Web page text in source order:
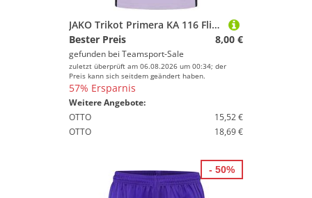
JAKO Trikot Primera KA 116 Flieder
Bester Preis
8,00 €
gefunden bei Teamsport-Sale
zuletzt überprüft am 06.08.2026 um 00:34; der
Preis kann sich seitdem geändert haben.
57% Ersparnis
Weitere Angebote:
OTTO
15,52 €
OTTO
18,69 €
- 50%